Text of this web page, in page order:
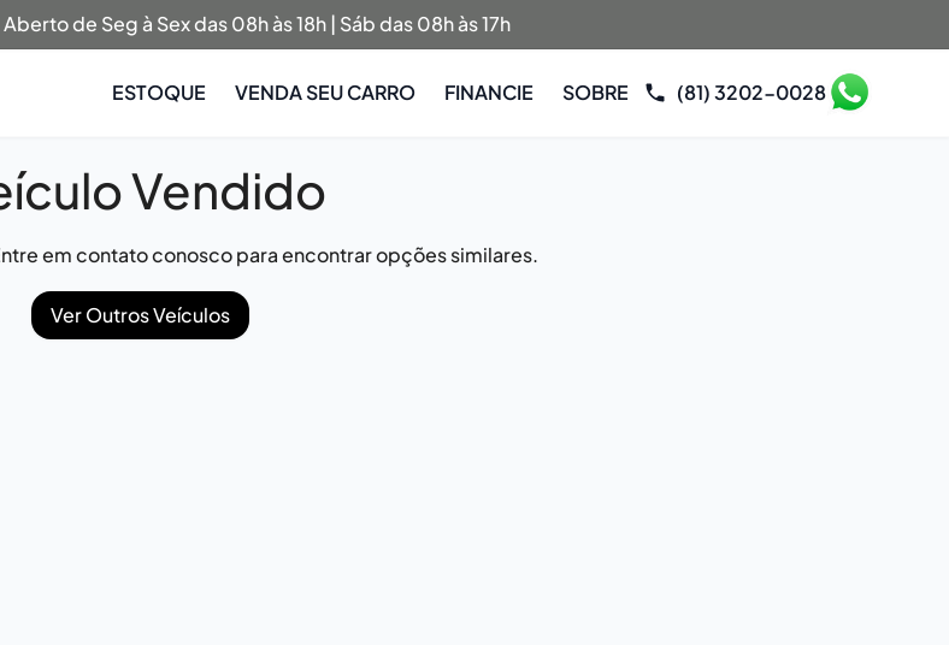
Aberto de Seg à Sex das 08h às 18h | Sáb das 08h às 17h
ESTOQUE VENDA SEU CARRO FINANCIE SOBRE (81) 3202-0028
Vendido
em contato conosco para encontrar opções similares.
Ver Outros Veículos